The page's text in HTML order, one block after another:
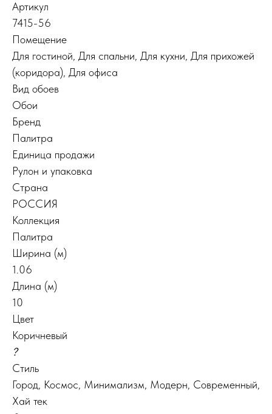
Артикул
7415-56
Помещение
Для гостиной, Для спальни, Для кухни, Для прихожей
(коридора), Для офиса
Вид обоев
Обои
Бренд
Палитра
Единица продажи
Рулон и упаковка
Страна
РОССИЯ
Коллекция
Палитра
Ширина (м)
1.06
Длина (м)
10
Цвет
Коричневый
?
Стиль
Город, Космос, Минимализм, Модерн, Современный,
Хай тек